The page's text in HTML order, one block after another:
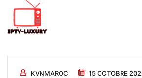
KVNMAROC 15 OCTOBRE